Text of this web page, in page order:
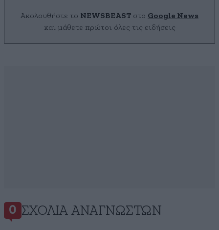
Ακολουθήστε το NEWSBEAST στο Google News
και μάθετε πρώτοι όλες τις ειδήσεις
0 ΣΧΌΛΙΑ ΑΝΑΓΝΩΣΤΏΝ